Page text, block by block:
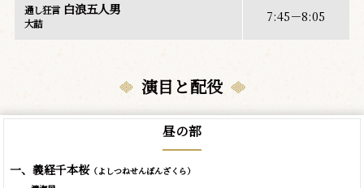
通し狂言白浪五人男
大詰 7:45－8:05
演目と配役
昼の部
一、義経千本桜（よしつねせんぼんざくら）